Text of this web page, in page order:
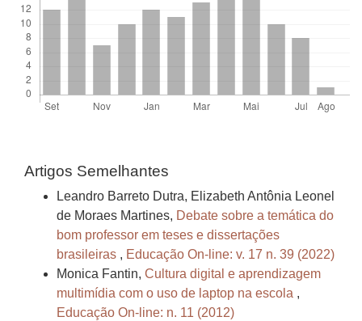
Artigos Semelhantes
Leandro Barreto Dutra, Elizabeth Antônia Leonel
de Moraes Martines, Debate sobre a temática do
bom professor em teses e dissertações
brasileiras , Educação On-line: v. 17 n. 39 (2022)
Monica Fantin, Cultura digital e aprendizagem
multimídia com o uso de laptop na escola ,
Educação On-line: n. 11 (2012)